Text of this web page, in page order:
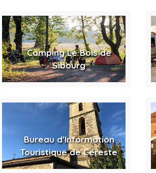
Camping Le Bois de
Sibourg
Bureau d'Information
Touristique de Céreste